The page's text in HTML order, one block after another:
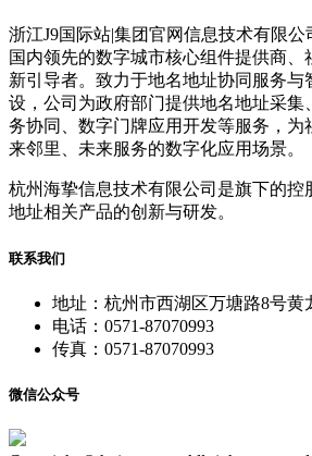
浙江J9国际站|集团官网信息技术有限公
国内领先的数字城市核心组件提供商、
新引导者。致力于地名地址协同服务与
设，公司为政府部门提供地名地址采集
务协同、数字门牌应用开发等服务，为
来邻里、未来服务的数字化应用场景。
杭州海挚信息技术有限公司是旗下的控
地址相关产品的创新与研发。
联系我们
地址：杭州市西湖区万塘路8号黄
电话：0571-87070993
传真：0571-87070993
微信公众号